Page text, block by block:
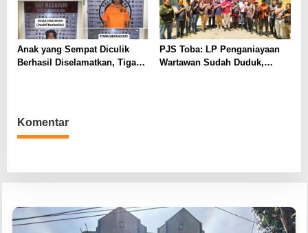
Anak yang Sempat Diculik
Berhasil Diselamatkan, Tiga
PJS Toba: LP Penganiayaan
Wartawan Sudah Duduk,
Komentar